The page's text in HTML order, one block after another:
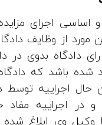
اساسی اجرای
دادگاه بدوی در
شده باشد که
حال اجراییه توسط
در اجراییه
وکیل وی ابلاغ